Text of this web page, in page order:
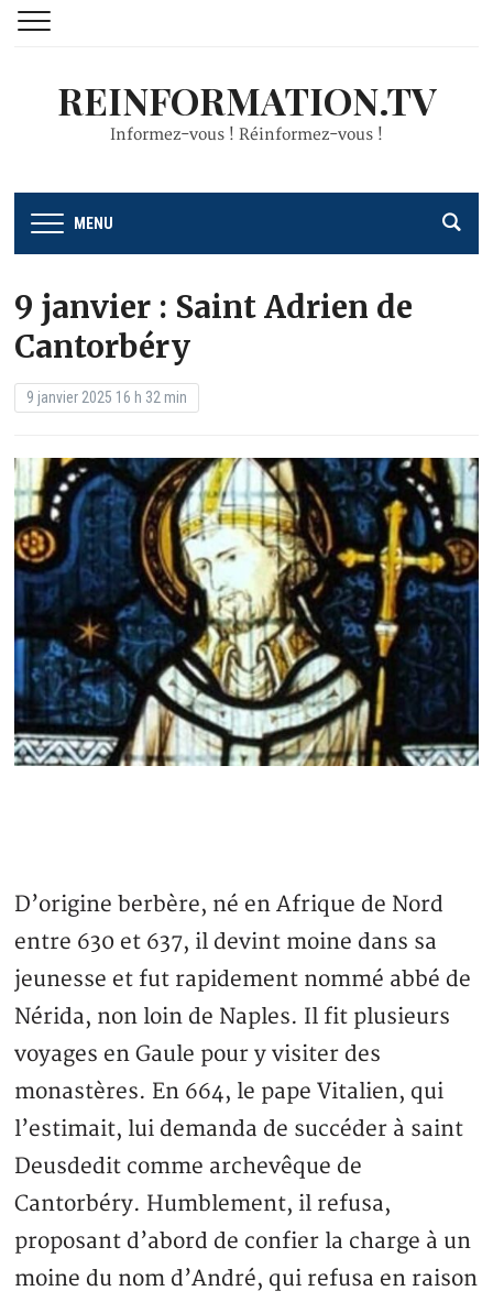
REINFORMATION.TV
Informez-vous ! Réinformez-vous !
MENU
9 janvier : Saint Adrien de
Cantorbéry
9 janvier 2025 16 h 32 min
D’origine berbère, né en Afrique de Nord
entre 630 et 637, il devint moine dans sa
jeunesse et fut rapidement nommé abbé de
Nérida, non loin de Naples. Il fit plusieurs
voyages en Gaule pour y visiter des
monastères. En 664, le pape Vitalien, qui
l’estimait, lui demanda de succéder à saint
Deusdedit comme archevêque de
Cantorbéry. Humblement, il refusa,
proposant d’abord de confier la charge à un
moine du nom d’André, qui refusa en raison